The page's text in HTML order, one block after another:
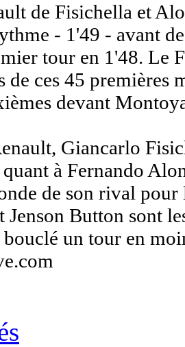
de Fisichella et
- 1'49 - avant
tour en 1'48. Le
de ces 45 premières
devant
Giancarlo
à Fernando
de son rival
Jenson Button sont
un tour en